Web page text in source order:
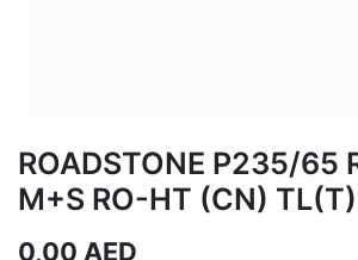
ROADSTONE P235/65
M+S RO-HT (CN)
0,00 AED